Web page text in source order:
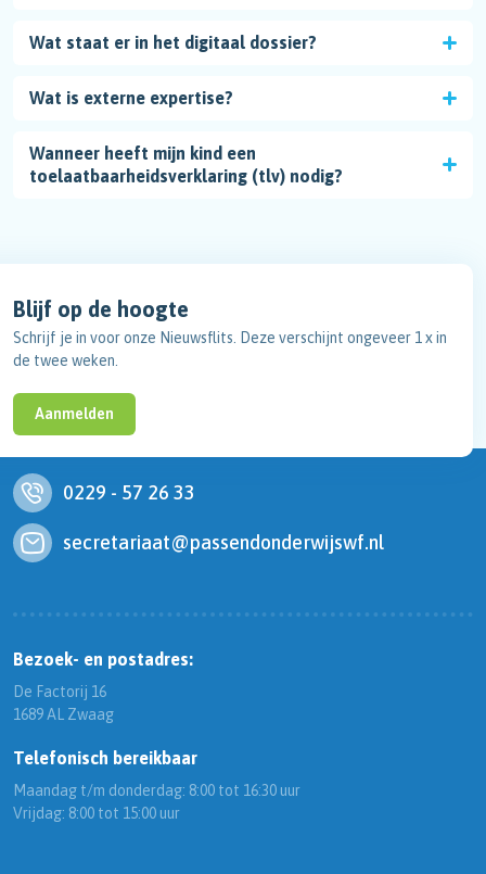
Wat staat er in het digitaal dossier?
Wat is externe expertise?
Wanneer heeft mijn kind een
toelaatbaarheidsverklaring (tlv) nodig?
0229 - 57 26 33
secretariaat@passendonderwijswf.nl
Blijf op de hoogte
Schrijf je in voor onze Nieuwsflits. Deze verschijnt ongeveer 1 x in
de twee weken.
Aanmelden
Bezoek- en postadres:
De Factorij 16
1689 AL Zwaag
Telefonisch bereikbaar
Maandag t/m donderdag: 8:00 tot 16:30 uur
Vrijdag: 8:00 tot 15:00 uur